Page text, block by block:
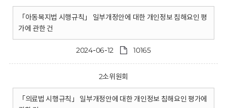
「아동복지법 시행규칙」 일부개정안에 대한 개인정보 침해요인 평
가에 관한 건
2024-06-12 10165
2소위원회
「의료법 시행규칙」 일부개정안에 대한 개인정보 침해요인 평가에